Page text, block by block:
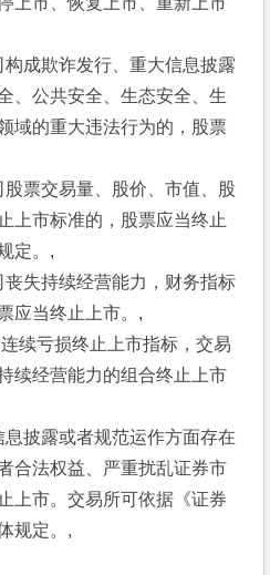
构成欺诈发行、重大信息披露
、公共安全、生态安全、生
域的重大违法行为的，股票
股票交易量、股价、市值、股
上市标准的，股票应当终止
定。,
丧失持续经营能力，财务指标
应当终止上市。,
续亏损终止上市指标，交易
续经营能力的组合终止上市
息披露或者规范运作方面存在
合法权益、严重扰乱证券市
上市。交易所可依据《证券
规定。,